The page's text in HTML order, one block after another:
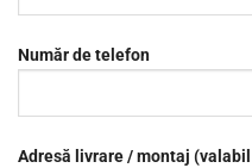
Număr de telefon
Adresă livrare / montaj